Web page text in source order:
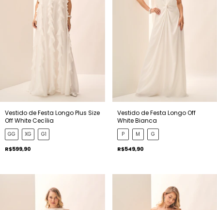
Vestido de Festa Longo Plus Size
Off White Cecília
GG XG G1
R$599,90
Vestido de Festa Longo Off
White Bianca
P M G
R$549,90